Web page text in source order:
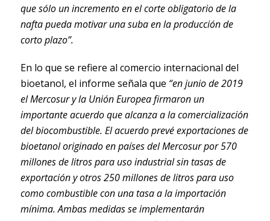
que sólo un incremento en el corte obligatorio de la
nafta pueda motivar una suba en la producción de
corto plazo”.
En lo que se refiere al comercio internacional del
bioetanol, el informe señala que “en junio de 2019
el Mercosur y la Unión Europea firmaron un
importante acuerdo que alcanza a la comercialización
del biocombustible. El acuerdo prevé exportaciones de
bioetanol originado en países del Mercosur por 570
millones de litros para uso industrial sin tasas de
exportación y otros 250 millones de litros para uso
como combustible con una tasa a la importación
mínima. Ambas medidas se implementarán